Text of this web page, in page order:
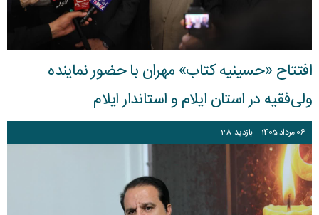
افتتاح «حسینیه کتاب» مهران با حضور نماینده
ولی‌فقیه در استان ایلام و استاندار ایلام
06مرداد1405 بازدید: 28